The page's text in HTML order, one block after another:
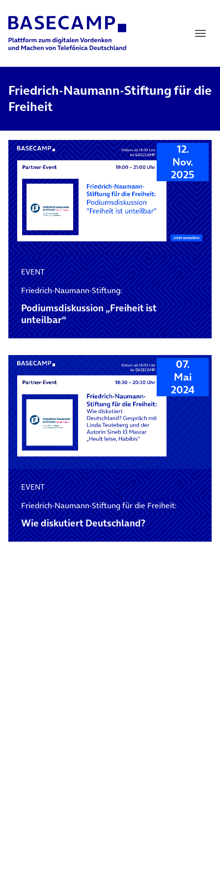
Main Navigation
Friedrich-Naumann-Stiftung für die
Freiheit
12.
Nov.
2025
EVENT
Friedrich-Naumann-Stiftung:
Podiumsdiskussion „Freiheit ist
unteilbar“
07.
Mai
2024
EVENT
Friedrich-Naumann-Stiftung für die Freiheit:
Wie diskutiert Deutschland?